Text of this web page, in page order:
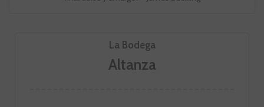
La Bodega
Altanza